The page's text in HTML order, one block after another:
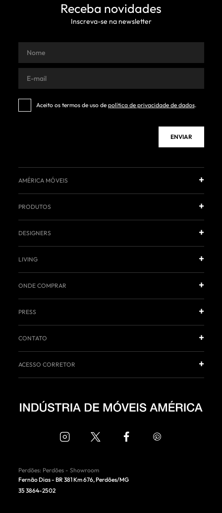
Receba novidades
Inscreva-se na newsletter
Aceito os termos de uso de política de privacidade de dados.
ENVIAR
AMÉRICA MÓVEIS
PRODUTOS
DESIGNERS
LIVING
ONDE COMPRAR
PRESS
CONTATO
ACESSO CORRETOR
Perdões: Perdões - Showroom
Fernão Dias - BR 381 Km 676,Perdões/MG
35 3864-2502